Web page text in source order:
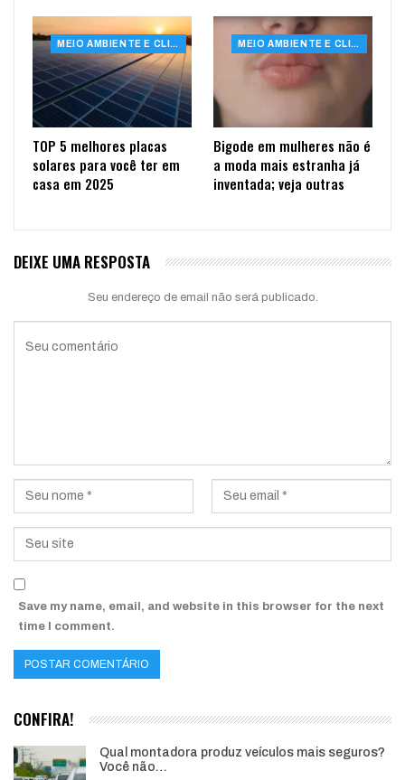
MEIO AMBIENTE E CLIMA
TOP 5 melhores placas
solares para você ter em
casa em 2025
MEIO AMBIENTE E CLIMA
Bigode em mulheres não é
a moda mais estranha já
inventada; veja outras
DEIXE UMA RESPOSTA
Seu endereço de email não será publicado.
Save my name, email, and website in this browser for the next
time I comment.
CONFIRA!
Qual montadora produz veículos mais seguros?
Você não…